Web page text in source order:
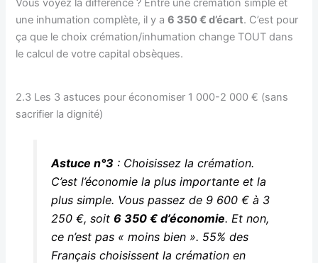
une inhumation complète, il y a6 350 € d’écart. C’est pour
ça que le choix crémation/inhumation change TOUT dans
le calcul de votre capital obsèques.
2.3 Les 3 astuces pour économiser 1 000-2 000 € (sans
sacrifier la dignité)
Astuce n°3 : Choisissez la crémation.
C’est l’économie la plus importante et la
plus simple. Vous passez de 9 600 € à 3
250 €, soit 6 350 € d’économie. Et non,
ce n’est pas « moins bien ». 55% des
Français choisissent la crémation en